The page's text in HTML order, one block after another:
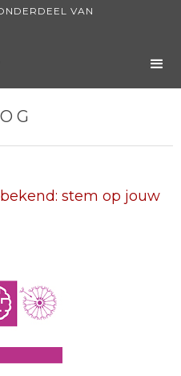
VAN
stem op jouw